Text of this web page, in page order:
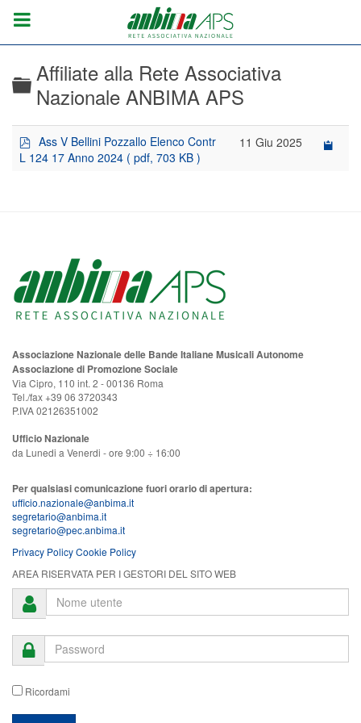
Cartella
Affiliate alla Rete Associativa
Nazionale ANBIMA APS
d
f
Ass V Bellini Pozzallo Elenco Contr
L 124 17 Anno 2024 ( pdf, 703 KB )
11 Giu 2025
Associazione Nazionale delle Bande Italiane Musicali Autonome
Associazione di Promozione Sociale
Via Cipro, 110 int. 2 - 00136 Roma
Tel./fax +39 06 3720343
P.IVA 02126351002
Ufficio Nazionale
da Lunedi a Venerdi - ore 9:00 ÷ 16:00
Per qualsiasi comunicazione fuori orario di apertura:
ufficio.nazionale@anbima.it
segretario@anbima.it
segretario@pec.anbima.it
Privacy PolicyCookie Policy
AREA RISERVATA PER I GESTORI DEL SITO WEB
Ricordami